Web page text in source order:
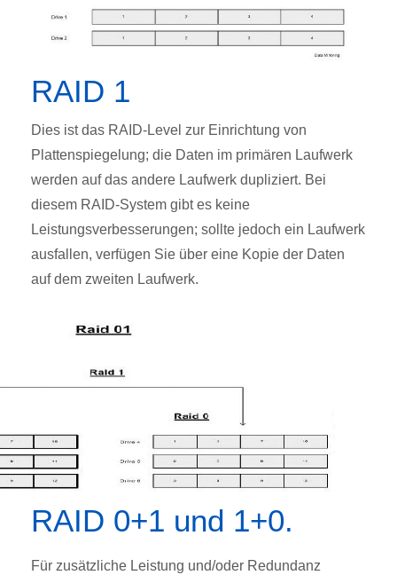
RAID 1
Dies ist das RAID-Level zur Einrichtung von
Plattenspiegelung; die Daten im primären Laufwerk
werden auf das andere Laufwerk dupliziert. Bei
diesem RAID-System gibt es keine
Leistungsverbesserungen; sollte jedoch ein Laufwerk
ausfallen, verfügen Sie über eine Kopie der Daten
auf dem zweiten Laufwerk.
RAID 0+1 und 1+0.
Für zusätzliche Leistung und/oder Redundanz